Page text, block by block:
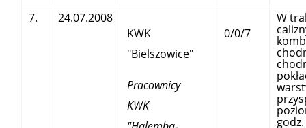
7.
24.07.2008
KWK
"Bielszowice"
Pracownicy
KWK
0/0/7
W